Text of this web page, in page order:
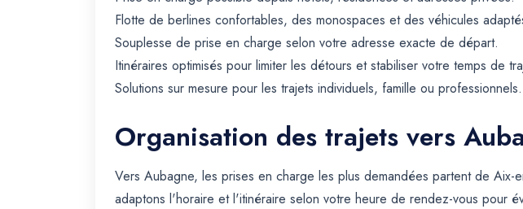
Flotte de berlines confortables, des monospaces et des véhicules
Souplesse de prise en charge selon votre adresse exacte de départ.
Itinéraires optimisés pour limiter les détours et stabiliser votre temps de
Solutions sur mesure pour les trajets individuels, famille ou professionnels.
Organisation des trajets vers
Vers Aubagne, les prises en charge les plus demandées partent de
adaptons l'horaire et l'itinéraire selon votre heure de rendez-vous pour